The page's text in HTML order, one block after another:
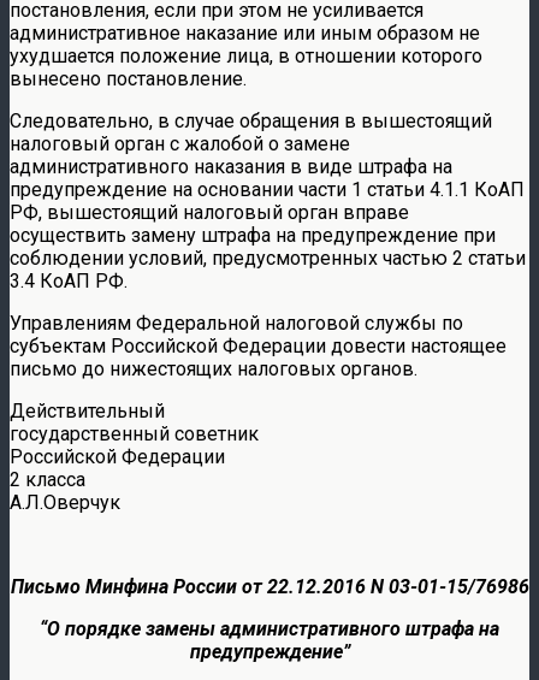
постановления, если при этом не усиливается
административное наказание или иным образом не
ухудшается положение лица, в отношении которого
вынесено постановление.
Следовательно, в случае обращения в вышестоящий
налоговый орган с жалобой о замене
административного наказания в виде штрафа на
предупреждение на основании части 1 статьи 4.1.1 КоАП
РФ, вышестоящий налоговый орган вправе
осуществить замену штрафа на предупреждение при
соблюдении условий, предусмотренных частью 2 статьи
3.4 КоАП РФ.
Управлениям Федеральной налоговой службы по
субъектам Российской Федерации довести настоящее
письмо до нижестоящих налоговых органов.
Действительный
государственный советник
Российской Федерации
2 класса
А.Л.Оверчук
Письмо Минфина России от 22.12.2016 N 03-01-15/76986
“О порядке замены административного штрафа на
предупреждение”